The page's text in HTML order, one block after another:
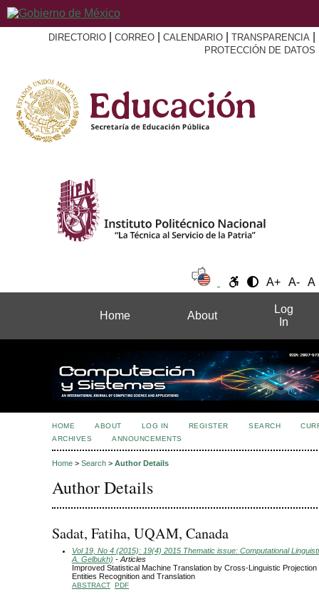
DIRECTORIO CORREO CALENDARIO TRANSPARENCIA
PROTECCIÓN DE DATOS
A+ A- A
Home About
Log
In
HOME ABOUT LOG IN REGISTER SEARCH
ARCHIVES
ANNOUNCEMENTS
Home > Search > Author Details
Author Details
Sadat, Fatiha, UQAM, Canada
Vol 19, No 4 (2015): 19(4) 2015 Thematic issue: Computational
A. Gelbukh) - Articles
Improved Statistical Machine Translation by Cross-Linguistic Projection
Entities Recognition and Translation
ABSTRACT PDF